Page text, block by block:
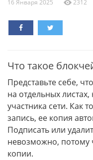
16 Января 2025 2312
Что такое
Представьте себе,
на отдельных
участника сети. Как
запись, ее копия
Подписать или
невозможно, потому
копии.